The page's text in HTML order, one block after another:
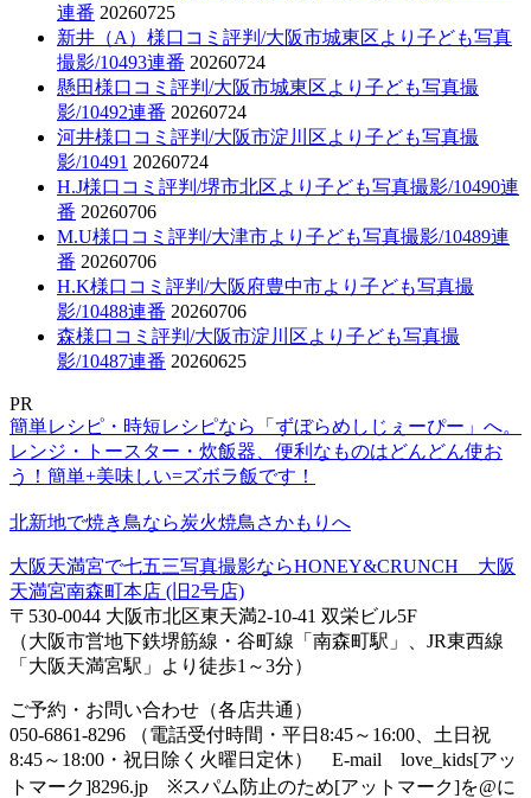
連番 20260725
新井（A）様口コミ評判/大阪市城東区より子ども写真
撮影/10493連番 20260724
懸田様口コミ評判/大阪市城東区より子ども写真撮
影/10492連番 20260724
河井様口コミ評判/大阪市淀川区より子ども写真撮
影/10491 20260724
H.J様口コミ評判/堺市北区より子ども写真撮影/10490連
番 20260706
M.U様口コミ評判/大津市より子ども写真撮影/10489連
番 20260706
H.K様口コミ評判/大阪府豊中市より子ども写真撮
影/10488連番 20260706
森様口コミ評判/大阪市淀川区より子ども写真撮
影/10487連番 20260625
PR
簡単レシピ・時短レシピなら「ずぼらめしじぇーぴー」へ。
レンジ・トースター・炊飯器、便利なものはどんどん使お
う！簡単+美味しい=ズボラ飯です！
北新地で焼き鳥なら炭火焼鳥さかもりへ
大阪天満宮で七五三写真撮影ならHONEY&CRUNCH 大阪
天満宮南森町本店 (旧2号店)
〒530-0044 大阪市北区東天満2-10-41 双栄ビル5F
（大阪市営地下鉄堺筋線・谷町線「南森町駅」、JR東西線
「大阪天満宮駅」より徒歩1～3分）
ご予約・お問い合わせ（各店共通）
050-6861-8296 （電話受付時間・平日8:45～16:00、土日祝
8:45～18:00・祝日除く火曜日定休） E-mail love_kids[アッ
トマーク]8296.jp ※スパム防止のため[アットマーク]を@に